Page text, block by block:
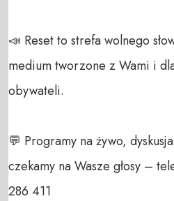
📣 Reset to strefa wolnego
medium tworzone z Wami i
obywateli.
💬 Programy na żywo,
czekamy na Wasze głosy –
286 411